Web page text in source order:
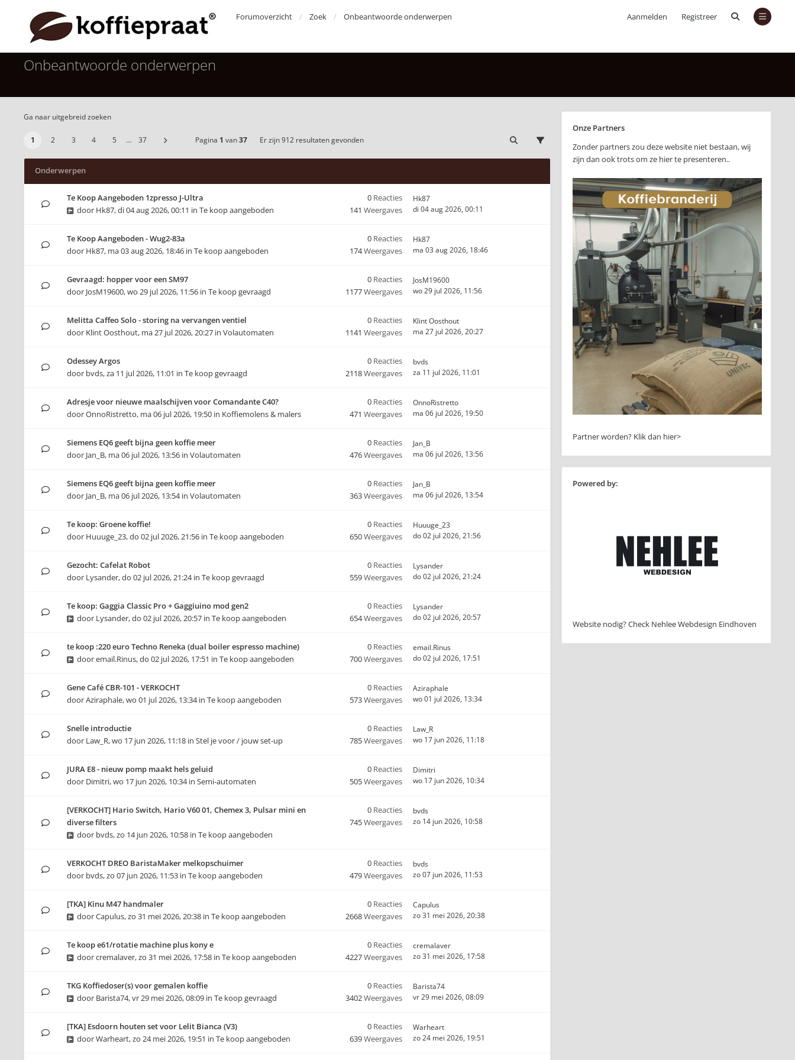
Aanmelden Registreer
Forumoverzicht Zoek Onbeantwoorde onderwerpen
Onbeantwoorde onderwerpen
Ga naar uitgebreid zoeken
1 2 3 4 5 … 37 Pagina 1 van37 Er zijn 912 resultaten gevonden
Onderwerpen
Te Koop Aangeboden 1zpresso J-Ultra
door Hk87,di 04 aug 2026, 00:11 in Te koop aangeboden
0 Reacties
141 Weergaves
Hk87
di 04 aug 2026, 00:11
Te Koop Aangeboden - Wug2-83a
door Hk87, ma 03 aug 2026, 18:46 in Te koop aangeboden
0 Reacties
174Weergaves
Hk87
ma 03 aug 2026, 18:46
Gevraagd: hopper voor een SM97
door JosM19600,wo 29 jul 2026, 11:56 in Te koop gevraagd
0 Reacties
1177Weergaves
JosM19600
wo 29 jul 2026, 11:56
Melitta Caffeo Solo - storing na vervangen ventiel
door Klint Oosthout, ma 27 jul 2026, 20:27 in Volautomaten
0 Reacties
1141 Weergaves
Klint Oosthout
ma 27 jul 2026, 20:27
Odessey Argos
door bvds,za 11 jul 2026, 11:01 in Te koop gevraagd
0 Reacties
2118Weergaves
bvds
za 11 jul 2026, 11:01
Adresje voor nieuwe maalschijven voor Comandante C40?
doorOnnoRistretto, ma 06 jul 2026, 19:50 in Koffiemolens & malers
0 Reacties
471 Weergaves
OnnoRistretto
ma 06 jul 2026, 19:50
Siemens EQ6 geeft bijna geen koffie meer
door Jan_B, ma 06 jul 2026, 13:56 in Volautomaten
0 Reacties
476Weergaves
Jan_B
ma 06 jul 2026, 13:56
Siemens EQ6 geeft bijna geen koffie meer
door Jan_B, ma 06 jul 2026, 13:54in Volautomaten
0 Reacties
363Weergaves
Jan_B
ma 06 jul 2026, 13:54
Te koop: Groene koffie!
door Huuuge_23,do 02 jul 2026, 21:56 in Te koop aangeboden
0 Reacties
650Weergaves
Huuuge_23
do 02 jul 2026, 21:56
Gezocht: Cafelat Robot
door Lysander,do 02 jul 2026, 21:24in Te koop gevraagd
0 Reacties
559Weergaves
Lysander
do 02 jul 2026, 21:24
Te koop: Gaggia Classic Pro + Gaggiuino mod gen2
door Lysander,do 02 jul 2026, 20:57 in Te koop aangeboden
0 Reacties
654Weergaves
Lysander
do 02 jul 2026, 20:57
te koop :220 euro Techno Reneka (dual boiler espresso machine)
dooremail.Rinus,do 02 jul 2026, 17:51 in Te koop aangeboden
0 Reacties
700Weergaves
email.Rinus
do 02 jul 2026, 17:51
Gene Café CBR-101 - VERKOCHT
doorAziraphale,wo 01 jul 2026, 13:34in Te koop aangeboden
0 Reacties
573Weergaves
Aziraphale
wo 01 jul 2026, 13:34
Snelle introductie
door Law_R,wo 17 jun 2026, 11:18 in Stel je voor / jouw set-up
0 Reacties
785Weergaves
Law_R
wo 17 jun 2026, 11:18
JURA E8 - nieuw pomp maakt hels geluid
door Dimitri,wo 17 jun 2026, 10:34in Semi-automaten
0 Reacties
505Weergaves
Dimitri
wo 17 jun 2026, 10:34
[VERKOCHT] Hario Switch, Hario V60 01, Chemex 3, Pulsar mini en
diverse filters
door bvds,zo 14 jun 2026, 10:58 in Te koop aangeboden
0 Reacties
745Weergaves
bvds
zo 14 jun 2026, 10:58
VERKOCHT DREO BaristaMaker melkopschuimer
door bvds,zo 07 jun 2026, 11:53 in Te koop aangeboden
0 Reacties
479Weergaves
bvds
zo 07 jun 2026, 11:53
[TKA] Kinu M47 handmaler
doorCapulus,zo 31 mei 2026, 20:38 in Te koop aangeboden
0 Reacties
2668Weergaves
Capulus
zo 31 mei 2026, 20:38
Te koop e61/rotatie machine plus kony e
doorcremalaver,zo 31 mei 2026, 17:58 in Te koop aangeboden
0 Reacties
4227Weergaves
cremalaver
zo 31 mei 2026, 17:58
TKG Koffiedoser(s) voor gemalen koffie
door Barista74,vr 29 mei 2026, 08:09 in Te koop gevraagd
0 Reacties
3402Weergaves
Barista74
vr 29 mei 2026, 08:09
[TKA] Esdoorn houten set voor Lelit Bianca (V3)
doorWarheart,zo 24 mei 2026, 19:51 in Te koop aangeboden
0 Reacties
639Weergaves
Warheart
zo 24 mei 2026, 19:51
Onze Partners
Zonder partners zou deze website niet bestaan, wij
zijn dan ook trots om ze hier te presenteren..
Partner worden? Klik dan hier>
Powered by:
Website nodig? Check Nehlee Webdesign Eindhoven